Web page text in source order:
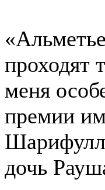
проходят
меня
премии
дочь